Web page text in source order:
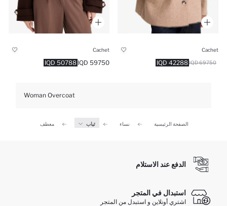
Cachet
42288 IQD 69750 IQD
Cachet
50788 IQD 59750 IQD
Woman Overcoat
الصفحة الرئيسية نساء ثياب معطف
الدفع عند الاستلام
استبدال في المتجر
اشتري أونلاين و استبدل من المتجر